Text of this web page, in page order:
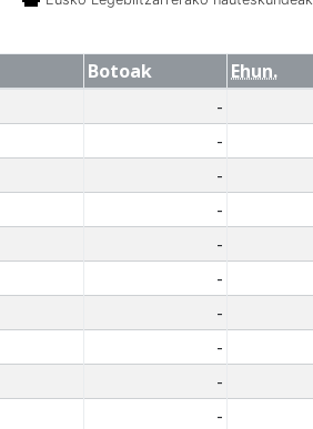
Botoak Ehun.
-
-
-
-
-
-
-
-
-
-